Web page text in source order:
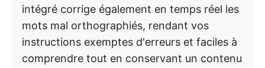
intégré corrige également en temps réel les
mots mal orthographiés, rendant vos
instructions exemptes d'erreurs et faciles à
comprendre tout en conservant un contenu